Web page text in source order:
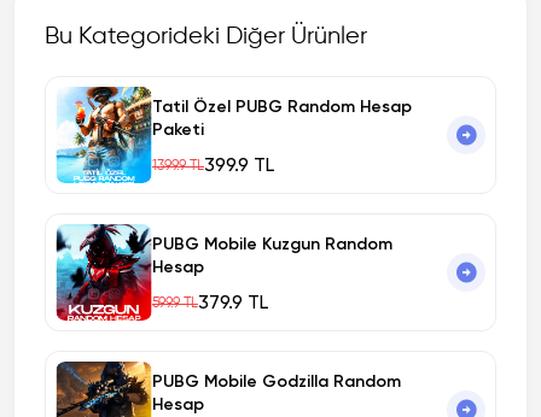
Bu Kategorideki Diğer Ürünler
Tatil Özel PUBG Random Hesap
Paketi
1399.9 TL399.9 TL
PUBG Mobile Kuzgun Random
Hesap
599.9 TL379.9 TL
PUBG Mobile Godzilla Random
Hesap